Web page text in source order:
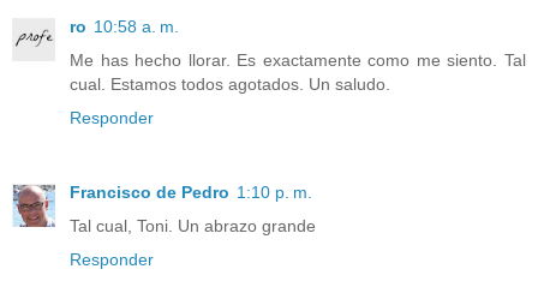
ro 10:58 a. m.
Me has hecho llorar. Es exactamente como me siento. Tal
cual. Estamos todos agotados. Un saludo.
Responder
Francisco de Pedro 1:10 p. m.
Tal cual, Toni. Un abrazo grande
Responder